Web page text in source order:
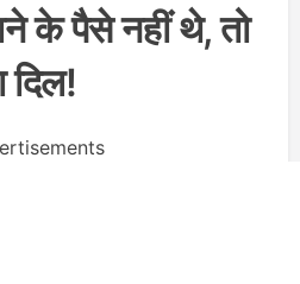
के पैसे नहीं थे, तो
दिल!